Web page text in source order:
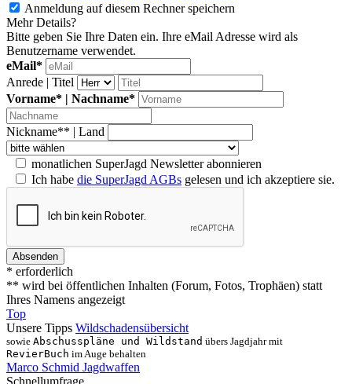
Anmeldung auf diesem Rechner speichern
Mehr Details?
Bitte geben Sie Ihre Daten ein. Ihre eMail Adresse wird als
Benutzername verwendet.
eMail*
Anrede | Titel
Vorname* | Nachname*
Nickname** | Land
monatlichen SuperJagd Newsletter abonnieren
Ich habe die SuperJagd AGBs gelesen und ich akzeptiere sie.
* erforderlich
** wird bei öffentlichen Inhalten (Forum, Fotos, Trophäen) statt
Ihres Namens angezeigt
Top
Unsere Tipps Wildschadensübersicht
sowie Abschusspläne und Wildstand übers Jagdjahr mit
RevierBuch im Auge behalten
Marco Schmid Jagdwaffen
Schnellumfrage